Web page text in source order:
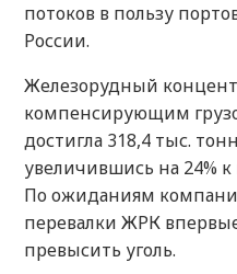
потоков в пользу
России.
Железорудный
компенсирующим
достигла 318,4 тыс.
увеличившись на 24% к
По ожиданиям
перевалки ЖРК
превысить уголь.